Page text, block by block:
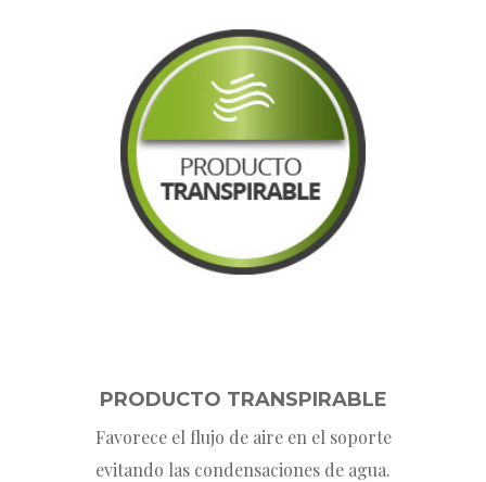
PRODUCTO TRANSPIRABLE
Favorece el flujo de aire en el soporte
evitando las condensaciones de agua.